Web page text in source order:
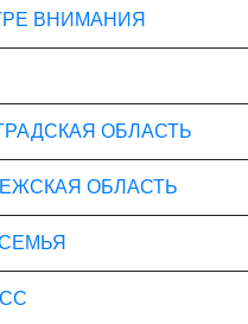
ВНИМАНИЯ
ОБЛАСТЬ
ОБЛАСТЬ